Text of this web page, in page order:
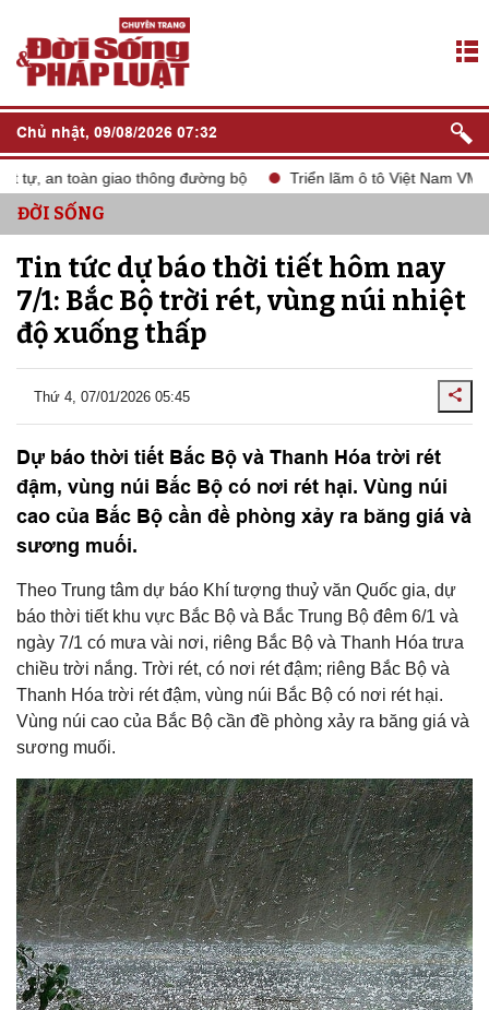
Chủ nhật, 09/08/2026 07:32
an toàn giao thông đường bộ Triển lãm ô tô Việt Nam VMS
ĐỜI SỐNG
Tin tức dự báo thời tiết hôm nay
7/1: Bắc Bộ trời rét, vùng núi nhiệt
độ xuống thấp
Thứ 4, 07/01/2026 05:45
Dự báo thời tiết Bắc Bộ và Thanh Hóa trời rét
đậm, vùng núi Bắc Bộ có nơi rét hại. Vùng núi
cao của Bắc Bộ cần đề phòng xảy ra băng giá và
sương muối.
Theo Trung tâm dự báo Khí tượng thuỷ văn Quốc gia, dự
báo thời tiết khu vực Bắc Bộ và Bắc Trung Bộ đêm 6/1 và
ngày 7/1 có mưa vài nơi, riêng Bắc Bộ và Thanh Hóa trưa
chiều trời nắng. Trời rét, có nơi rét đậm; riêng Bắc Bộ và
Thanh Hóa trời rét đậm, vùng núi Bắc Bộ có nơi rét hại.
Vùng núi cao của Bắc Bộ cần đề phòng xảy ra băng giá và
sương muối.